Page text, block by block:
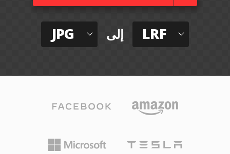
JPG إلى LRF